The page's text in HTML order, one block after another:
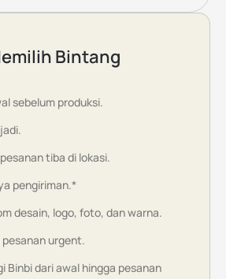
Bintang
sebelum produksi.
tiba di lokasi.
pengiriman.*
desain, logo, foto, dan warna.
urgent.
Binbi dari awal hingga pesanan